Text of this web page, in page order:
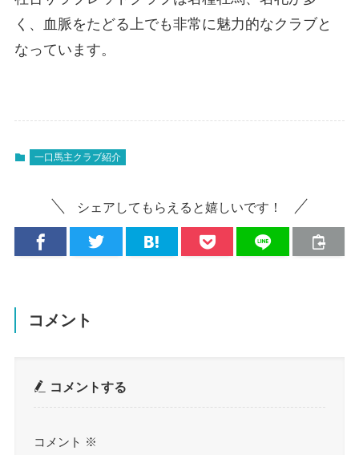
く、血脈をたどる上でも非常に魅力的なクラブと
なっています。
一口馬主クラブ紹介
シェアしてもらえると嬉しいです！
コメント
コメントする
コメント ※